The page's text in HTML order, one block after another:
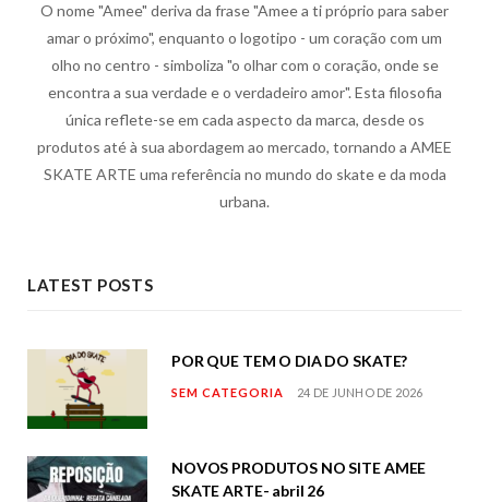
O nome "Amee" deriva da frase "Amee a ti próprio para saber
amar o próximo", enquanto o logotipo - um coração com um
olho no centro - simboliza "o olhar com o coração, onde se
encontra a sua verdade e o verdadeiro amor". Esta filosofia
única reflete-se em cada aspecto da marca, desde os
produtos até à sua abordagem ao mercado, tornando a AMEE
SKATE ARTE uma referência no mundo do skate e da moda
urbana.
LATEST POSTS
POR QUE TEM O DIA DO SKATE?
SEM CATEGORIA 24 DE JUNHO DE 2026
NOVOS PRODUTOS NO SITE AMEE
SKATE ARTE- abril 26